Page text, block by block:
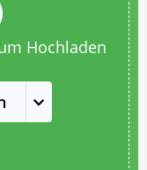
Hochladen